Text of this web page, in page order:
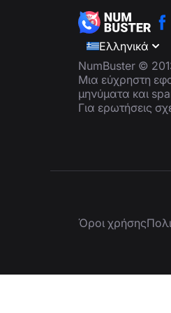
Ελληνικά
NumBuster ©
Μια εύχρηστη
μηνύματα και
Για ερωτήσεις
Όροι χρήσης